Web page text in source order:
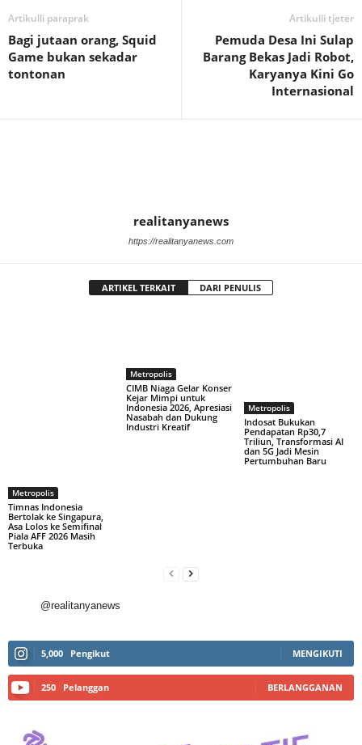
Artikulli paraprak
Bagi jutaan orang, Squid
Game bukan sekadar
tontonan
Artikulli tjetër
Pemuda Desa Ini Sulap
Barang Bekas Jadi Robot,
Karyanya Kini Go
Internasional
realitanyanews
https://realitanyanews.com
ARTIKEL TERKAIT DARI PENULIS
Metropolis
Timnas Indonesia
Bertolak ke Singapura,
Asa Lolos ke Semifinal
Piala AFF 2026 Masih
Terbuka
Metropolis
CIMB Niaga Gelar Konser
Kejar Mimpi untuk
Indonesia 2026, Apresiasi
Nasabah dan Dukung
Industri Kreatif
Metropolis
Indosat Bukukan
Pendapatan Rp30,7
Triliun, Transformasi AI
dan 5G Jadi Mesin
Pertumbuhan Baru
@realitanyanews
5,000 Pengikut MENGIKUTI
250 Pelanggan BERLANGGANAN